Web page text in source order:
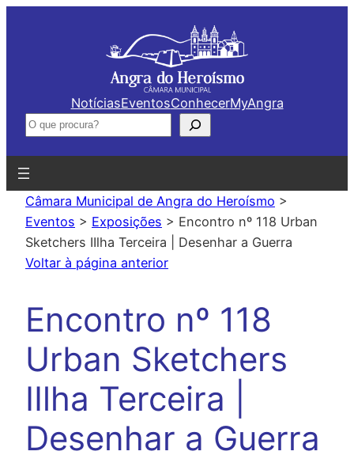
NotíciasEventosConhecerMyAngra
Pesquisar
Câmara Municipal de Angra do Heroísmo >
Eventos > Exposições > Encontro nº 118 Urban
Sketchers IIlha Terceira | Desenhar a Guerra
Voltar à página anterior
Encontro nº 118
Urban Sketchers
IIlha Terceira |
Desenhar a Guerra